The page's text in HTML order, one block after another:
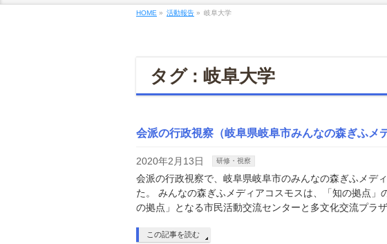
HOME » 活動報告 » 岐阜大学
タグ : 岐阜大学
会派の行政視察（岐阜県岐阜市みんなの森ぎふメ
2020年2月13日 研修・視察
会派の行政視察で、岐阜県岐阜市のみんなの森ぎふメデ
た。 みんなの森ぎふメディアコスモスは、「知の拠点」
の拠点」となる市民活動交流センターと多文化交流プラ
この記事を読む